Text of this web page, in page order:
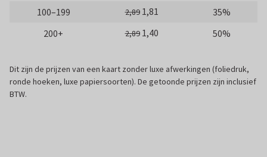
100–199
2,89 1,81
35%
200+
2,89 1,40 50%
Dit zijn de prijzen van een kaart zonder luxe afwerkingen (foliedruk,
ronde hoeken, luxe papiersoorten). De getoonde prijzen zijn inclusief
BTW.